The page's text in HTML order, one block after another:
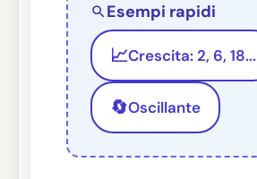
Esempi rapidi
📈Crescita: 2, 6, 18...
🔄Oscillante